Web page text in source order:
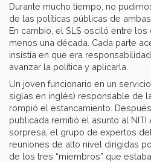
Durante mucho tiempo, no
de las políticas públicas de
En cambio, el SLS osciló entre
menos una década. Cada parte
insistía en que era
avanzar la política y aplicarla.
Un joven funcionario en un
siglas en inglés) responsable de
rompió el estancamiento.
publicada remitió el asunto al NITI
sorpresa, el grupo de expertos
reuniones de alto nivel dirigidas
de los tres “miembros” que